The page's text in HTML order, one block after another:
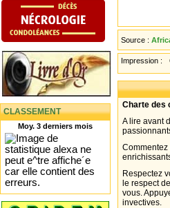
CLASSEMENT
Moy. 3 derniers mois
Source :
Impression :
Charte des
A lire avant
Respectez
le respect
vous.
invectives.